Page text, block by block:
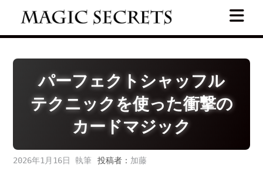
パーフェクトシャッフル
テクニックを使った衝撃の
カードマジック
2026年1月16日 投稿者： 加藤